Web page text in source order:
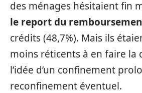
des ménages hésitaient fin
le report du
crédits (48,7%). Mais ils
moins réticents à en faire la
l’idée d’un confinement
reconfinement éventuel.